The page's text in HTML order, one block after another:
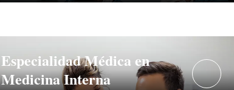
Especialidad Médica en
Medicina Interna